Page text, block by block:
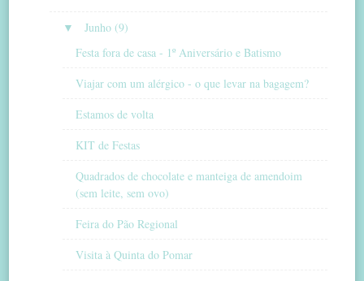
▼
Junho (9)
Festa fora de casa - 1º Aniversário e Batismo
Viajar com um alérgico - o que levar na bagagem?
Estamos de volta
KIT de Festas
Quadrados de chocolate e manteiga de amendoim
(sem leite, sem ovo)
Feira do Pão Regional
Visita à Quinta do Pomar